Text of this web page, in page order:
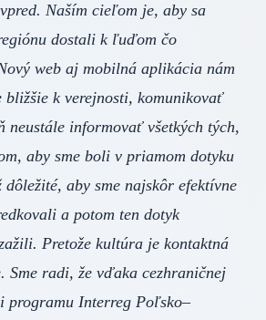
Naším cieľom je, aby sa
dostali k ľuďom čo
web aj mobilná aplikácia nám
bližšie k verejnosti, komunikovať
neustále informovať všetkých tých,
aby sme boli v priamom dotyku
aby sme najskôr efektívne
a potom ten dotyk
Pretože kultúra je kontaktná
Sme radi, že vďaka cezhraničnej
programu Interreg Poľsko–